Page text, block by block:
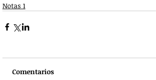
Notas 1
Comentarios